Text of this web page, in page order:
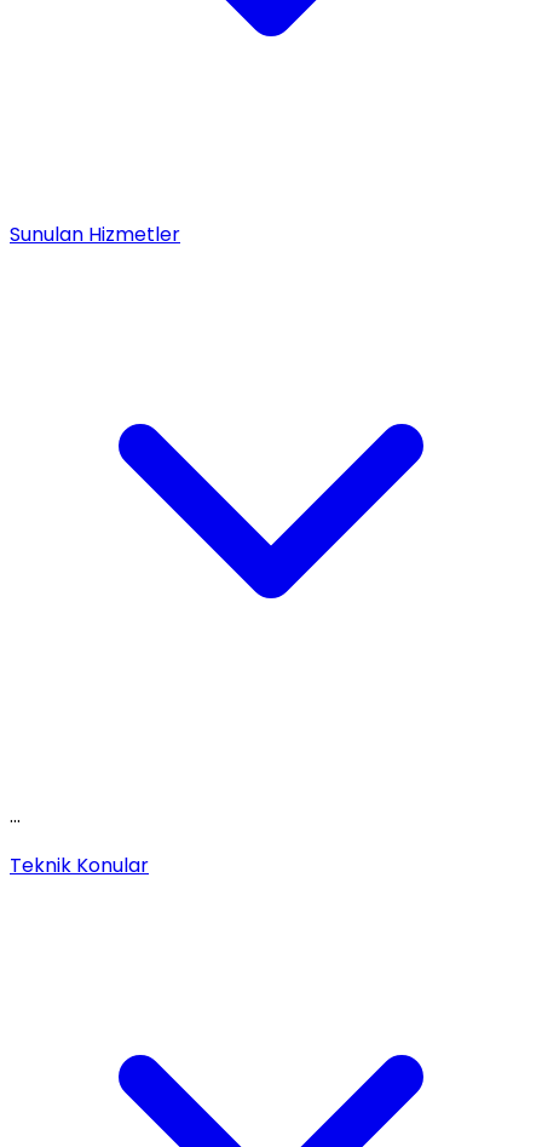
Sunulan Hizmetler
...
Teknik Konular